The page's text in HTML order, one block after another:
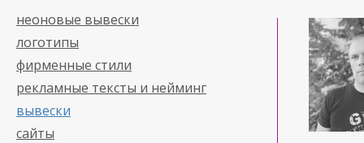
неоновые вывески
логотипы
фирменные стили
рекламные тексты и нейминг
вывески
сайты